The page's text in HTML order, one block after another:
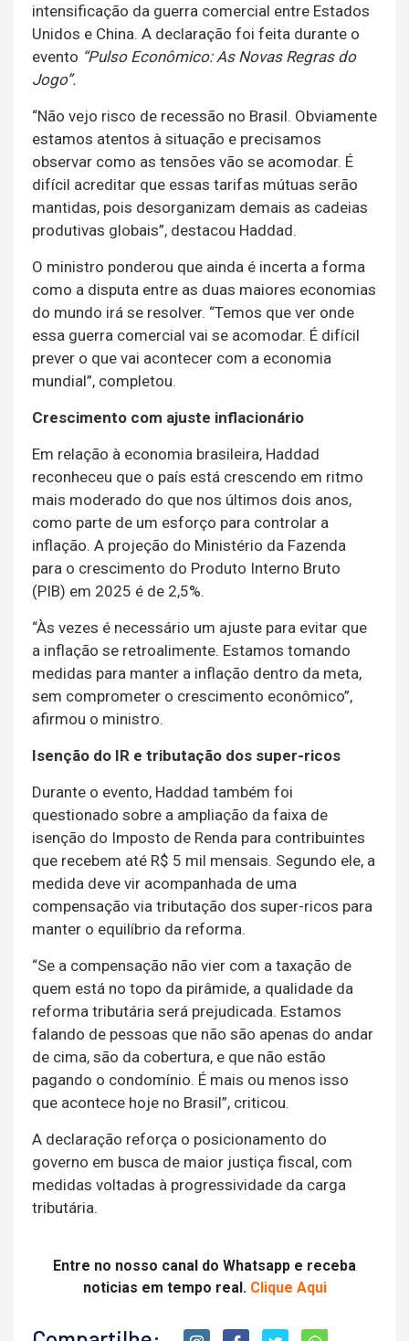
intensificação da guerra comercial entre Estados
Unidos e China. A declaração foi feita durante o
evento “Pulso Econômico: As Novas Regras do
Jogo”.
“Não vejo risco de recessão no Brasil. Obviamente
estamos atentos à situação e precisamos
observar como as tensões vão se acomodar. É
difícil acreditar que essas tarifas mútuas serão
mantidas, pois desorganizam demais as cadeias
produtivas globais”, destacou Haddad.
O ministro ponderou que ainda é incerta a forma
como a disputa entre as duas maiores economias
do mundo irá se resolver. “Temos que ver onde
essa guerra comercial vai se acomodar. É difícil
prever o que vai acontecer com a economia
mundial”, completou.
Crescimento com ajuste inflacionário
Em relação à economia brasileira, Haddad
reconheceu que o país está crescendo em ritmo
mais moderado do que nos últimos dois anos,
como parte de um esforço para controlar a
inflação. A projeção do Ministério da Fazenda
para o crescimento do Produto Interno Bruto
(PIB) em 2025 é de 2,5%.
“Às vezes é necessário um ajuste para evitar que
a inflação se retroalimente. Estamos tomando
medidas para manter a inflação dentro da meta,
sem comprometer o crescimento econômico”,
afirmou o ministro.
Isenção do IR e tributação dos super-ricos
Durante o evento, Haddad também foi
questionado sobre a ampliação da faixa de
isenção do Imposto de Renda para contribuintes
que recebem até R$ 5 mil mensais. Segundo ele, a
medida deve vir acompanhada de uma
compensação via tributação dos super-ricos para
manter o equilíbrio da reforma.
“Se a compensação não vier com a taxação de
quem está no topo da pirâmide, a qualidade da
reforma tributária será prejudicada. Estamos
falando de pessoas que não são apenas do andar
de cima, são da cobertura, e que não estão
pagando o condomínio. É mais ou menos isso
que acontece hoje no Brasil”, criticou.
A declaração reforça o posicionamento do
governo em busca de maior justiça fiscal, com
medidas voltadas à progressividade da carga
tributária.
Entre no nosso canal do Whatsapp e receba
noticias em tempo real. Clique Aqui